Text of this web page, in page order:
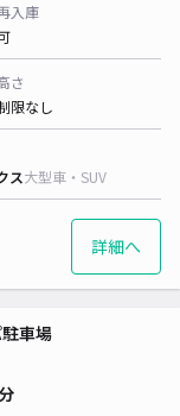
入庫
さ
限なし
ス大型車・SUV
詳細へ
車場